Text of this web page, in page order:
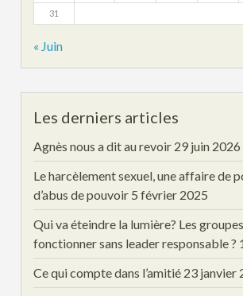
31
« Juin
Les derniers articles
Agnès nous a dit au revoir 29 juin 2026
Le harcèlement sexuel, une affaire de
d’abus de pouvoir 5 février 2025
Qui va éteindre la lumière? Les
fonctionner sans leader responsable ?
Ce qui compte dans l’amitié 23 janvier